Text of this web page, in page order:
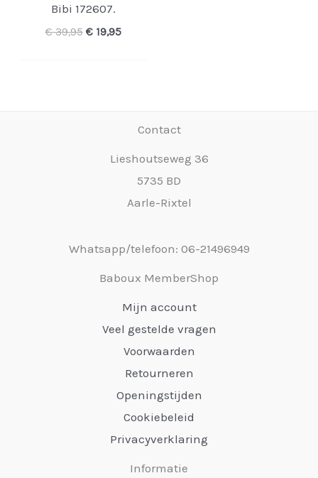
Bibi 172607.
€39,95 Oorspronkelijke
€19,95Huidige
Contact
Lieshoutseweg 36
5735 BD
Aarle-Rixtel
Whatsapp/telefoon: 06-21496949
Baboux MemberShop
Mijn account
Veel gestelde vragen
Voorwaarden
Retourneren
Openingstijden
Cookiebeleid
Privacyverklaring
Informatie